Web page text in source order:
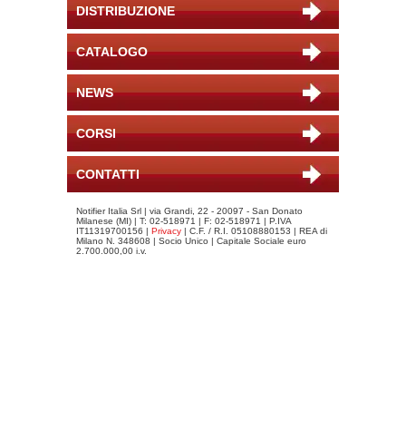
DISTRIBUZIONE
CATALOGO
NEWS
CORSI
CONTATTI
Notifier Italia Srl | via Grandi, 22 - 20097 - San Donato
Milanese (MI) | T: 02-518971 | F: 02-518971 | P.IVA
IT11319700156 | Privacy | C.F. / R.I. 05108880153 | REA di
Milano N. 348608 | Socio Unico | Capitale Sociale euro
2.700.000,00 i.v.